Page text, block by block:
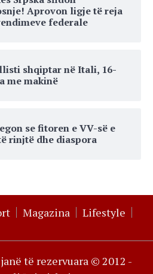
Aprovon ligje të reja
federale
shqiptar në Itali, 16-
me makinë
se fitoren e VV-së e
rinjtë dhe diaspora
Magazina Lifestyle
të rezervuara © 2012 -